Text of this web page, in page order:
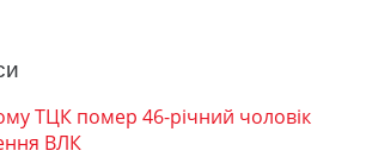
ТЦК помер 46-річний чоловік
ВЛК